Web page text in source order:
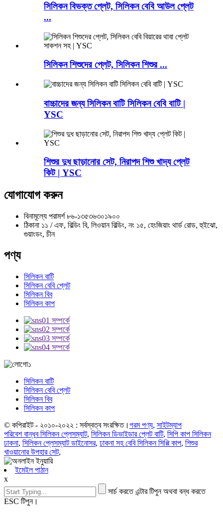
সিলিকন বিভক্ত প্লেট, সিলিকন বেবি আউল প্লেট
...
সিলিকন শিশুদের প্লেট, সিলিকন শিশুর ...
বাচ্চাদের জন্য সিলিকন বাটি সিলিকন বেবি বাটি |
YSC
শিশুর দুধ ছাড়ানোর সেট, নিরাপদ শিশু খাদ্য প্লেট
কিট | YSC
যোগাযোগ করুন
বিনামূল্যে পরামর্শ ৮৬-১৩৫৩৬৩০১৯০০
ঠিকানা ১১ / এফ, বিল্ডিং বি, লিওয়ান বিল্ডিং, নং ১৫, হেংজিয়াং থার্ড রোড, হুইঝো,
গুয়াংডং, চীন
পণ্য
সিলিকন বাটি
সিলিকন বেবি প্লেট
সিলিকন বিব
সিলিকন কাপ
সিলিকন বাটি
সিলিকন বেবি প্লেট
সিলিকন বিব
সিলিকন কাপ
© কপিরাইট - ২০১০-২০২২ : সর্বস্বত্ব সংরক্ষিত। গরম পণ্য, সাইটম্যাপ
পরিবেশ বান্ধব সিলিকন প্লেসম্যাট, সিলিকন ডিভাইডার প্লেট বাটি, সিপি কাপ সিলিকন
ঢাকনা, সিলিকন প্লেসম্যাট ডাইনোসর, ঢাকনা সহ বেবি সিলিকন সিপ্পি কাপ, শিশুর
খাওয়ানোর উপহার সেট,
ইমেইল পাঠান
x
সার্চ করতে এন্টার টিপুন অথবা বন্ধ করতে
ESC টিপুন।